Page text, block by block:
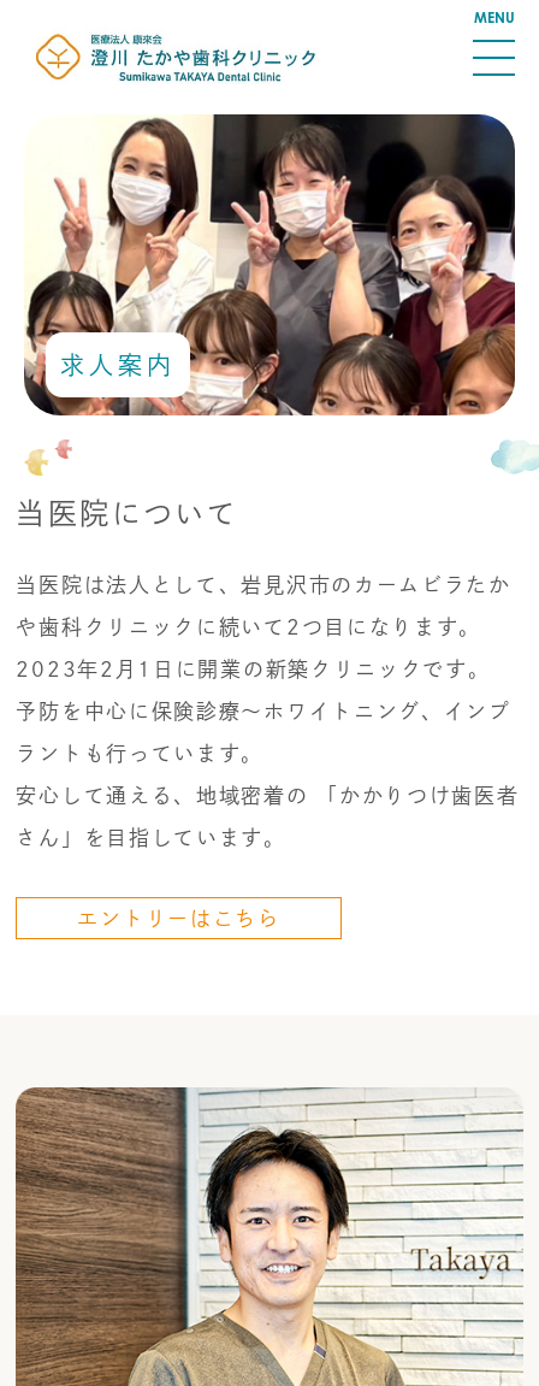
求人案内
当医院について
当医院は法人として、岩見沢市のカームビラたか
や歯科クリニックに続いて2つ目になります。
2023年2月1日に開業の新築クリニックです。
予防を中心に保険診療〜ホワイトニング、インプ
ラントも行っています。
安心して通える、地域密着の 「かかりつけ歯医者
さん」を目指しています。
エントリーはこちら